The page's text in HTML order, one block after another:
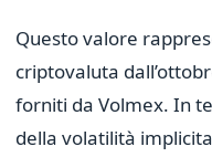
Questo valore
criptovaluta
forniti da Volmex. In
della volatilità